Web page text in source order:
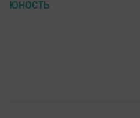
ЮНОСТЬ